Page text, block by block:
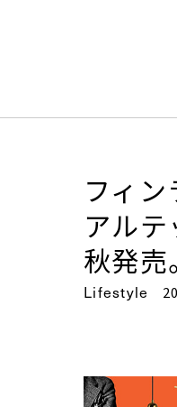
フィ
アル
秋発売。
Lifestyle